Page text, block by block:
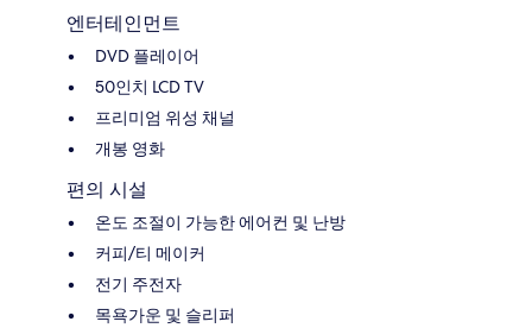
엔터테인먼트
DVD 플레이어
50인치 LCD TV
프리미엄 위성 채널
개봉 영화
편의 시설
온도 조절이 가능한 에어컨 및 난방
커피/티 메이커
전기 주전자
목욕가운 및 슬리퍼